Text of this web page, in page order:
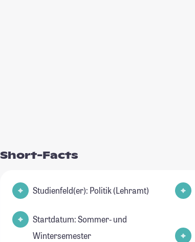
Short-Facts
Studienfeld(er): Politik (Lehramt)
Startdatum: Sommer- und
Wintersemester